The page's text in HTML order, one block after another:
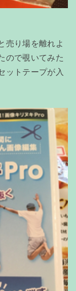
売り場を離れよ
ので覗いてみた
ットテープが入